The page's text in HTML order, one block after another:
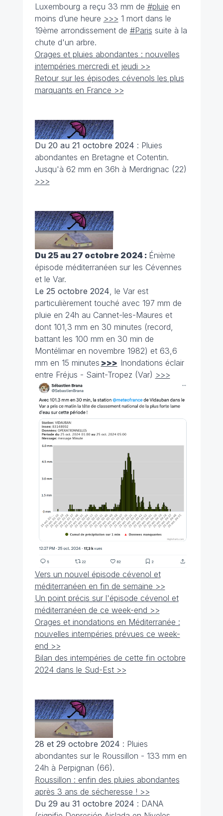
Luxembourg a reçu 33 mm de #pluie en
moins d’une heure >>> 1 mort dans le
19ème arrondissement de #Paris suite à la
chute d'un arbre.
Orages et pluies abondantes : nouvelles
intempéries mercredi et jeudi >>
Retour sur les épisodes cévenols les plus
marquants en France >>
Du 20 au 21 octobre 2024 : Pluies
abondantes en Bretagne et Cotentin.
Jusqu'à 62 mm en 36h à Merdrignac (22)
>>>
Du 25 au 27 octobre 2024 : Énième
épisode méditerranéen sur les Cévennes
et le Var.
Le 25 octobre 2024 , le Var est
particulièrement touché avec 197 mm de
pluie en 24h au Cannet-les-Maures et
dont 101,3 mm en 30 minutes (record,
battant les 100 mm en 30 min de
Montélimar en novembre 1982) et 63,6
mm en 15 minutes >>> Inondations éclair
entre Fréjus - Saint-Tropez (Var) >>>
Vers un nouvel épisode cévenol et
méditerranéen en fin de semaine >>
Un point précis sur l'épisode cévenol et
méditerranéen de ce week-end >>
Orages et inondations en Méditerranée :
nouvelles intempéries prévues ce week-
end >>
Bilan des intempéries de cette fin octobre
2024 dans le Sud-Est >>
28 et 29 octobre 2024 : Pluies
abondantes sur le Roussillon - 133 mm en
24h à Perpignan (66).
Roussillon : enfin des pluies abondantes
après 3 ans de sécheresse ! >>
Du 29 au 31 octobre 2024 : DANA